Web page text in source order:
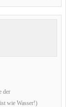
der
wie Wasser!)